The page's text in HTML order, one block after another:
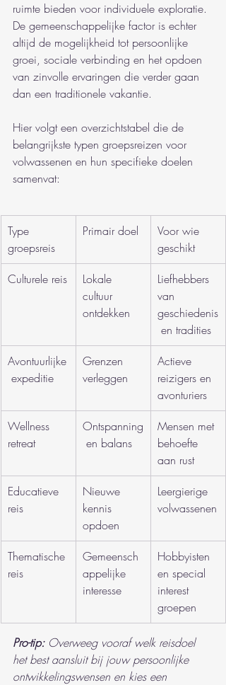
ruimte bieden voor individuele exploratie.
De gemeenschappelijke factor is echter
altijd de mogelijkheid tot persoonlijke
groei, sociale verbinding en het opdoen
van zinvolle ervaringen die verder gaan
dan een traditionele vakantie.
Hier volgt een overzichtstabel die de
belangrijkste typen groepsreizen voor
volwassenen en hun specifieke doelen
samenvat:
Type
groepsreis
Primair doel
Voor wie
geschikt
Culturele reis
Lokale
cultuur
ontdekken
Liefhebbers
van
geschiedenis
en tradities
Avontuurlijke
expeditie
Grenzen
verleggen
Actieve
reizigers en
avonturiers
Wellness
retreat
Ontspanning
en balans
Mensen met
behoefte
aan rust
Educatieve
reis
Nieuwe
kennis
opdoen
Leergierige
volwassenen
Thematische
reis
Gemeensch
appelijke
interesse
Hobbyisten
en special
interest
groepen
Pro-tip: Overweeg vooraf welk reisdoel
het best aansluit bij jouw persoonlijke
ontwikkelingswensen en kies een